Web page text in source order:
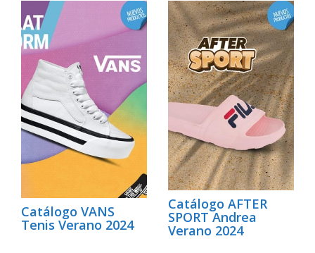
Catálogo VANS
Tenis Verano 2024
Catálogo AFTER
SPORT Andrea
Verano 2024